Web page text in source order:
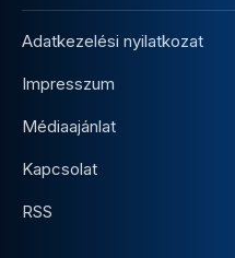
Adatkezelési nyilatkozat
Impresszum
Médiaajánlat
Kapcsolat
RSS